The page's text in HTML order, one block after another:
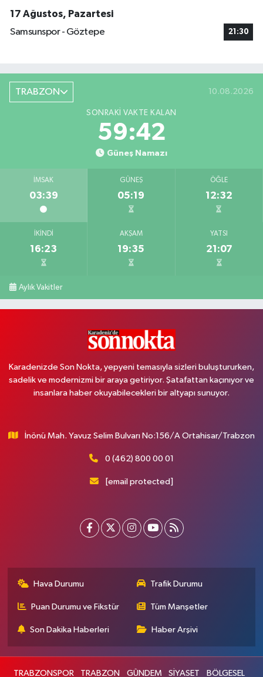
17 Ağustos, Pazartesi
Samsunspor - Göztepe
21:30
TRABZON 10.08.2026
SONRAKI VAKTE KALAN
59:42
Güneş Namazı
İMSAK
03:39
GÜNEŞ
05:19
ÖĞLE
12:32
İKINDI
16:23
AKŞAM
19:35
YATSI
21:07
Aylık Vakitler
Karadenizde Son Nokta, yepyeni temasıyla sizleri buluştururken,
sadelik ve modernizmi bir araya getiriyor. Şatafattan kaçınıyor ve
insanlara haber okuyabilecekleri bir altyapı sunuyor.
İnönü Mah. Yavuz Selim Bulvarı No:156/A Ortahisar/Trabzon
0 (462) 800 00 01
[email protected]
Hava Durumu Trafik Durumu
Puan Durumu ve Fikstür Tüm Manşetler
Son Dakika Haberleri Haber Arşivi
TRABZONSPOR TRABZON GÜNDEM SİYASET BÖLGESEL